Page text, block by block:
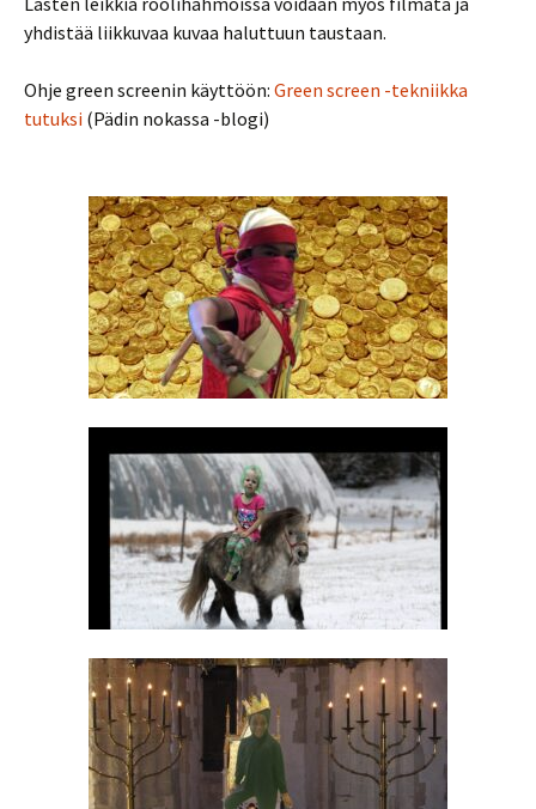
yhdistää liikkuvaa kuvaa haluttuun taustaan.
Ohje green screenin käyttöön: Green screen -tekniikka
tutuksi (Pädin nokassa -blogi)